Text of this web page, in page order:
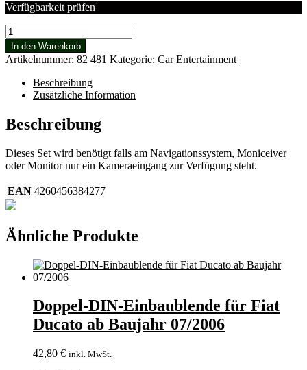
Verfügbarkeit prüfen
Twinkamera
CarGuard
mit
Bremsleuchte
Umschaltbox
Menge
In den Warenkorb
Artikelnummer: 82 481 Kategorie: Car Entertainment
Beschreibung
Zusätzliche Information
Beschreibung
Dieses Set wird benötigt falls am Navigationssystem, Moniceiver
oder Monitor nur ein Kameraeingang zur Verfügung steht.
EAN 4260456384277
Ähnliche Produkte
Doppel-DIN-Einbaublende für Fiat
Ducato ab Baujahr 07/2006
42,80 € inkl. MwSt.